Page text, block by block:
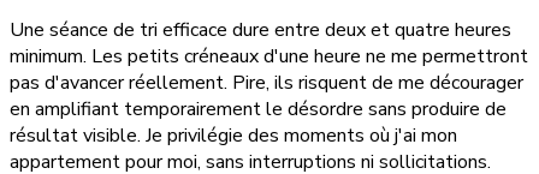
Une séance de tri efficace dure entre deux et quatre heures
minimum. Les petits créneaux d'une heure ne me permettront
pas d'avancer réellement. Pire, ils risquent de me décourager
en amplifiant temporairement le désordre sans produire de
résultat visible. Je privilégie des moments où j'ai mon
appartement pour moi, sans interruptions ni sollicitations.